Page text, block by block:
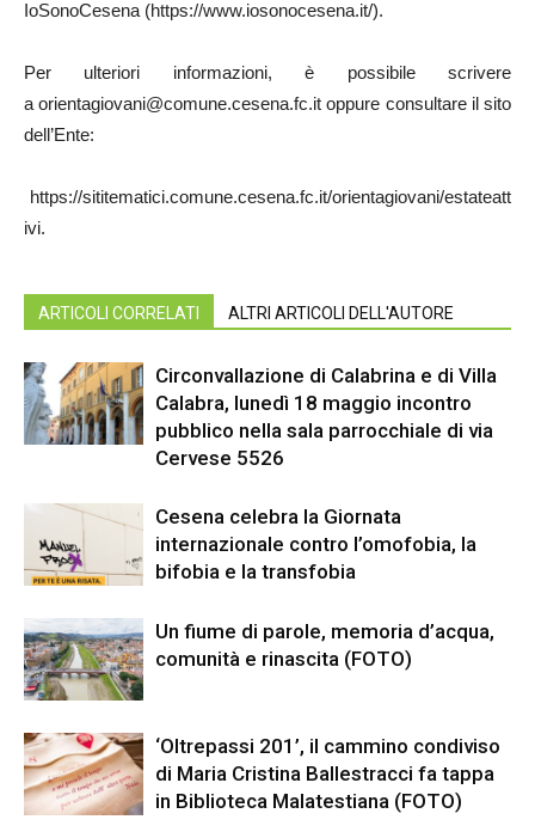
IoSonoCesena (https://www.iosonocesena.it/).
Per ulteriori informazioni, è possibile scrivere
a orientagiovani@comune.cesena.fc.it oppure consultare il sito
dell’Ente:
https://sititematici.comune.cesena.fc.it/orientagiovani/estateatt
ivi.
ARTICOLI CORRELATI ALTRI ARTICOLI DELL'AUTORE
Circonvallazione di Calabrina e di Villa
Calabra, lunedì 18 maggio incontro
pubblico nella sala parrocchiale di via
Cervese 5526
Cesena celebra la Giornata
internazionale contro l’omofobia, la
bifobia e la transfobia
Un fiume di parole, memoria d’acqua,
comunità e rinascita (FOTO)
‘Oltrepassi 201’, il cammino condiviso
di Maria Cristina Ballestracci fa tappa
in Biblioteca Malatestiana (FOTO)